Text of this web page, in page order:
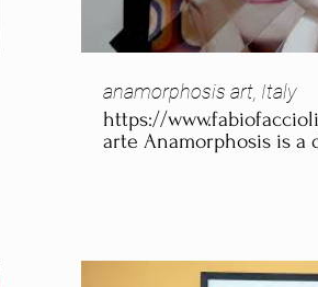
anamorphosis art, Italy
https://
arte Anamorphosis is a
installation, toys, and